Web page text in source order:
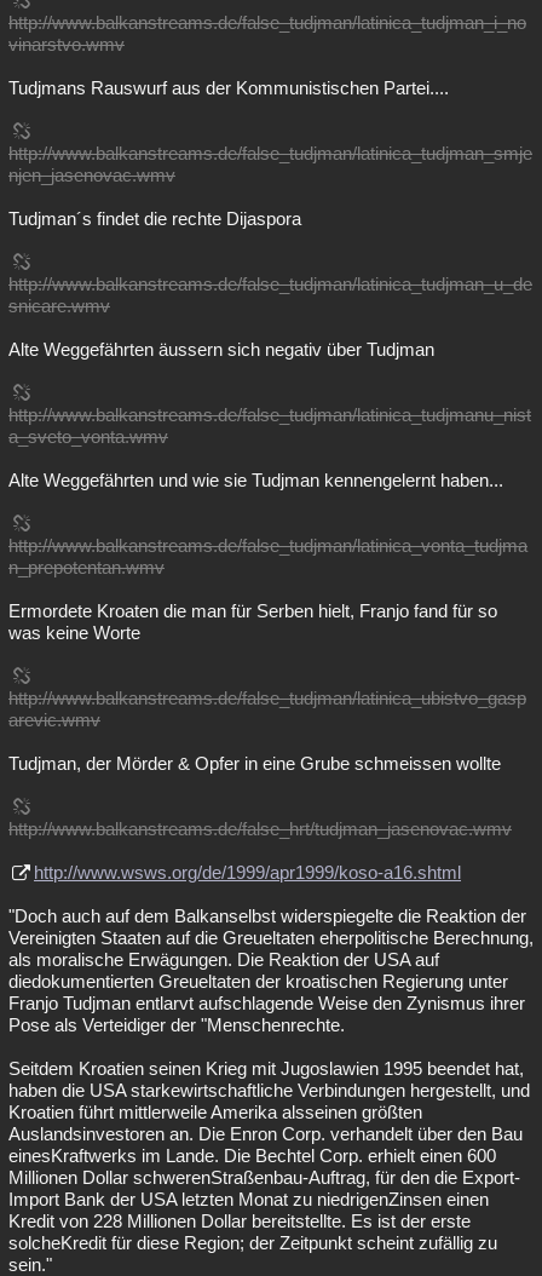
http://www.balkanstreams.de/false_tudjman/latinica_tudjman_i_no
vinarstvo.wmv
Tudjmans Rauswurf aus der Kommunistischen Partei....
http://www.balkanstreams.de/false_tudjman/latinica_tudjman_smje
njen_jasenovac.wmv
Tudjman´s findet die rechte Dijaspora
http://www.balkanstreams.de/false_tudjman/latinica_tudjman_u_de
snicare.wmv
Alte Weggefährten äussern sich negativ über Tudjman
http://www.balkanstreams.de/false_tudjman/latinica_tudjmanu_nist
a_sveto_vonta.wmv
Alte Weggefährten und wie sie Tudjman kennengelernt haben...
http://www.balkanstreams.de/false_tudjman/latinica_vonta_tudjma
n_prepotentan.wmv
Ermordete Kroaten die man für Serben hielt, Franjo fand für so
was keine Worte
http://www.balkanstreams.de/false_tudjman/latinica_ubistvo_gasp
arevic.wmv
Tudjman, der Mörder & Opfer in eine Grube schmeissen wollte
http://www.balkanstreams.de/false_hrt/tudjman_jasenovac.wmv
http://www.wsws.org/de/1999/apr1999/koso-a16.shtml
"Doch auch auf dem Balkanselbst widerspiegelte die Reaktion der
Vereinigten Staaten auf die Greueltaten eherpolitische Berechnung,
als moralische Erwägungen. Die Reaktion der USA auf
diedokumentierten Greueltaten der kroatischen Regierung unter
Franjo Tudjman entlarvt aufschlagende Weise den Zynismus ihrer
Pose als Verteidiger der "Menschenrechte.
Seitdem Kroatien seinen Krieg mit Jugoslawien 1995 beendet hat,
haben die USA starkewirtschaftliche Verbindungen hergestellt, und
Kroatien führt mittlerweile Amerika alsseinen größten
Auslandsinvestoren an. Die Enron Corp. verhandelt über den Bau
einesKraftwerks im Lande. Die Bechtel Corp. erhielt einen 600
Millionen Dollar schwerenStraßenbau-Auftrag, für den die Export-
Import Bank der USA letzten Monat zu niedrigenZinsen einen
Kredit von 228 Millionen Dollar bereitstellte. Es ist der erste
solcheKredit für diese Region; der Zeitpunkt scheint zufällig zu
sein."